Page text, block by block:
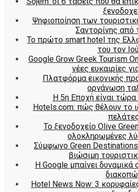
Ψηφιοποίηση των
Σαντορίνης από
Το πρώτο smart hotel της
του τον
Google Grow Greek Tourism
νέες ευκαιρίες
Πλατφόρμα εικονικής
οργάνωση
Η 5η Εποχή είναι
Hotels.com: πώς θέλουν το
To ξενοδοχείο Olive
ολοκληρωμένες
Σύμφωνο Green
βιώσιμη
H Google μπαίνει
Hotel News Now: 3